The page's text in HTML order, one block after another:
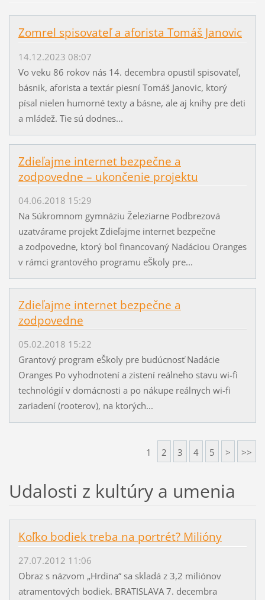
Zomrel spisovateľ a aforista Tomáš Janovic
14.12.2023 08:07
Vo veku 86 rokov nás 14. decembra opustil spisovateľ,
básnik, aforista a textár piesní Tomáš Janovic, ktorý
písal nielen humorné texty a básne, ale aj knihy pre deti
a mládež. Tie sú dodnes...
Zdieľajme internet bezpečne a
zodpovedne – ukončenie projektu
04.06.2018 15:29
Na Súkromnom gymnáziu Železiarne Podbrezová
uzatvárame projekt Zdieľajme internet bezpečne
a zodpovedne, ktorý bol financovaný Nadáciou Oranges
v rámci grantového programu eŠkoly pre...
Zdieľajme internet bezpečne a
zodpovedne
05.02.2018 15:22
Grantový program eŠkoly pre budúcnosť Nadácie
Oranges Po vyhodnotení a zistení reálneho stavu wi-fi
technológií v domácnosti a po nákupe reálnych wi-fi
zariadení (rooterov), na ktorých...
1 2 3 4 5 > >>
Udalosti z kultúry a umenia
Koľko bodiek treba na portrét? Milióny
27.07.2012 11:06
Obraz s názvom „Hrdina“ sa skladá z 3,2 miliónov
atramentových bodiek. BRATISLAVA 7. decembra